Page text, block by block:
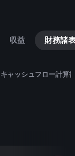
収益 財務諸
キャッシュフロー計算